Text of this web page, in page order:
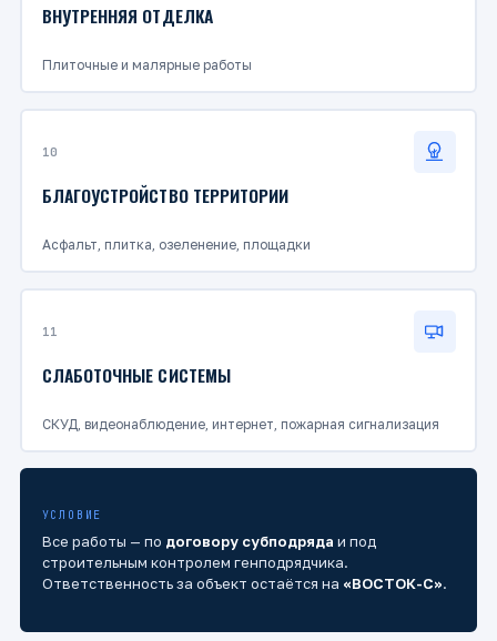
ВНУТРЕННЯЯ ОТДЕЛКА
Плиточные и малярные работы
10
БЛАГОУСТРОЙСТВО ТЕРРИТОРИИ
Асфальт, плитка, озеленение, площадки
11
СЛАБОТОЧНЫЕ СИСТЕМЫ
СКУД, видеонаблюдение, интернет, пожарная сигнализация
УСЛОВИЕ
Все работы — по договору субподряда и под
строительным контролем генподрядчика.
Ответственность за объект остаётся на «ВОСТОК-С».